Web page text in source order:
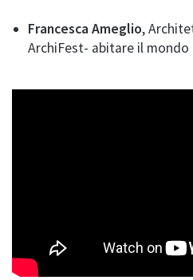
Francesca Ameglio,
ArchiFest- abitare il